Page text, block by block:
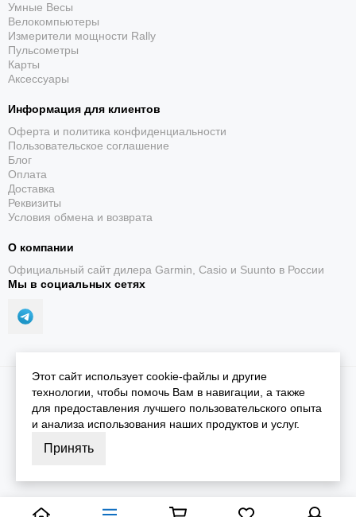
Умные Весы
Велокомпьютеры
Измерители мощности Rally
Пульсометры
Карты
Аксессуары
Информация для клиентов
Оферта и политика конфиденциальности
Пользовательское соглашение
Блог
Оплата
Доставка
Реквизиты
Условия обмена и возврата
О компании
Официальный сайт дилера Garmin, Casio и Suunto в России
Мы в социальных сетях
2026 © iGarmin.Карта сайта
Этот сайт использует cookie-файлы и другие
технологии, чтобы помочь Вам в навигации, а также
для предоставления лучшего пользовательского опыта
и анализа использования наших продуктов и услуг.
Принять